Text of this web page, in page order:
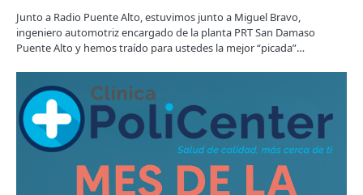
Junto a Radio Puente Alto, estuvimos junto a Miguel Bravo,
ingeniero automotriz encargado de la planta PRT San Damaso
Puente Alto y hemos traído para ustedes la mejor “picada”…